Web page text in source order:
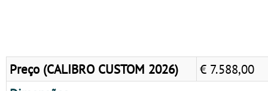
Preço (CALIBRO CUSTOM 2026)
€ 7.588,00